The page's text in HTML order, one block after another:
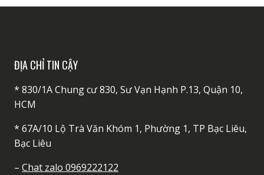
ĐỊA CHỈ TIN CẬY
* 830/1A Chung cư 830, Sư Vạn Hạnh P.13, Quận 10,
HCM
* 67A/10 Lộ Trà Văn Khóm 1, Phường 1, TP Bạc Liêu,
Bạc Liêu
– Chat zalo 0969222122